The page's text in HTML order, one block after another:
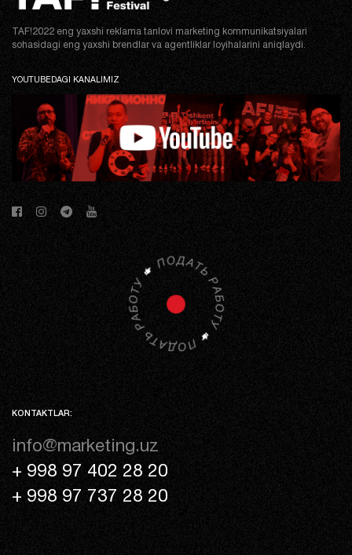
TAF!2022 eng yaxshi reklama tanlovi marketing kommunikatsiyalari
sohasidagi eng yaxshi brendlar va agentliklar loyihalarini aniqlaydi.
YOUTUBEDAGI KANALIMIZ
KONTAKTLAR:
info@marketing.uz
+ 998 97 402 28 20
+ 998 97 737 28 20